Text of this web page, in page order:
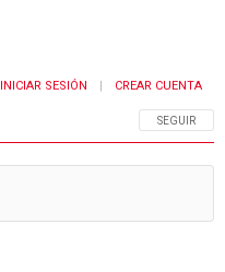
SIGA ESTA
SEGUIR
INICIAR SESIÓN CREAR CUENTA